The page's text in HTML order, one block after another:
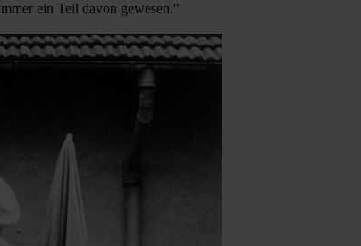
ein Teil davon gewesen."